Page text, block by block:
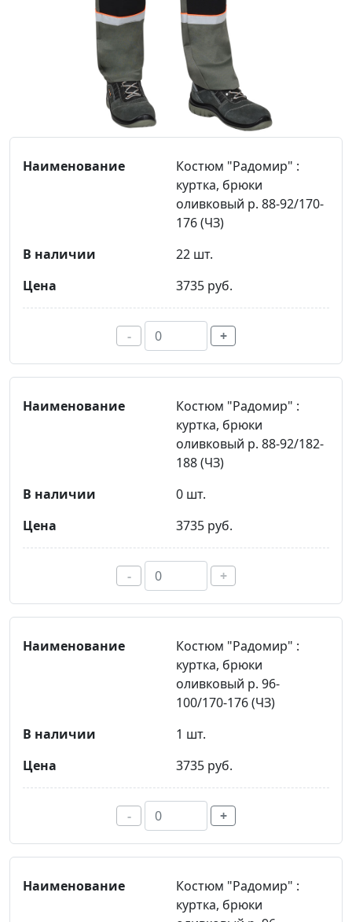
Костюм "Радомир" :
куртка, брюки
оливковый р. 88-92/170-
176 (ЧЗ)
22 шт.
3735 руб.
- +
Костюм "Радомир" :
куртка, брюки
оливковый р. 88-92/182-
188 (ЧЗ)
0 шт.
3735 руб.
- +
Костюм "Радомир" :
куртка, брюки
оливковый р. 96-
100/170-176 (ЧЗ)
1 шт.
3735 руб.
- +
Костюм "Радомир" :
куртка, брюки